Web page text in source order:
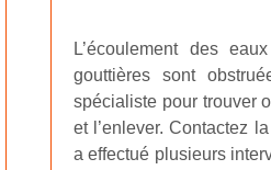
L’écoulement des
gouttières sont
spécialiste pour trouver
et l’enlever. Contactez
a effectué plusieurs